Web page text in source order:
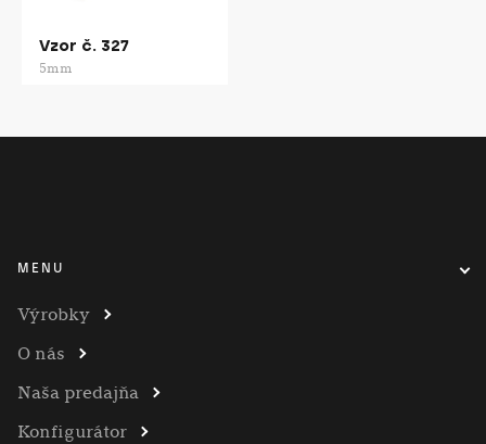
Vzor č. 327
5mm
MENU
Výrobky
O nás
Naša predajňa
Konfigurátor